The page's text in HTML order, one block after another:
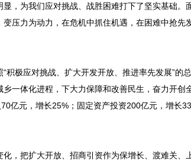
，为我们应对挑战、战胜困难打下了坚实基础。
压力为动力，在危机中抓住机遇，在困难中抢先
极应对挑战、扩大开发开放、推进率先发展”的
一体化进程，下大力保障和改善民生，奋力开创
亿元，增长25%；固定资产投资200亿元，增长
，把扩大开放、招商引资作为保增长、渡难关、